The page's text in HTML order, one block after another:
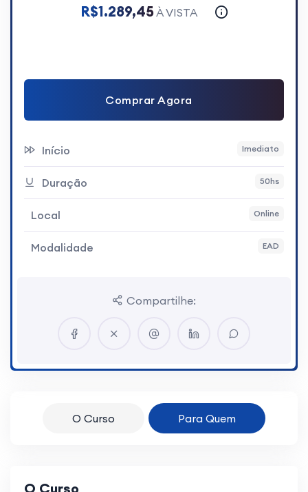
R$1.289,45 À VISTA
Comprar Agora
Início Imediato
Duração 50hs
Local Online
Modalidade EAD
Compartilhe:
O Curso Para Quem
O Curso